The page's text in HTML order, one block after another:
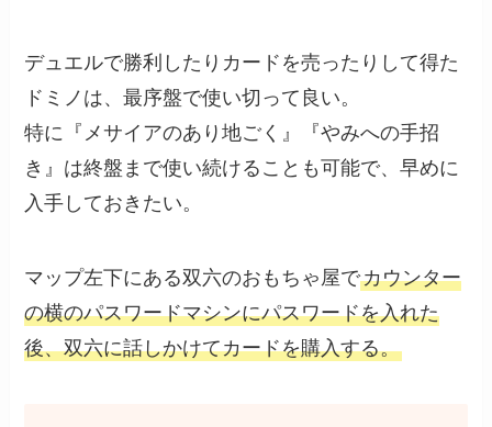
デュエルで勝利したりカードを売ったりして得た
ドミノは、最序盤で使い切って良い。
特に『メサイアのあり地ごく』『やみへの手招
き』は終盤まで使い続けることも可能で、早めに
入手しておきたい。
マップ左下にある双六のおもちゃ屋でカウンター
の横のパスワードマシンにパスワードを入れた
後、双六に話しかけてカードを購入する。